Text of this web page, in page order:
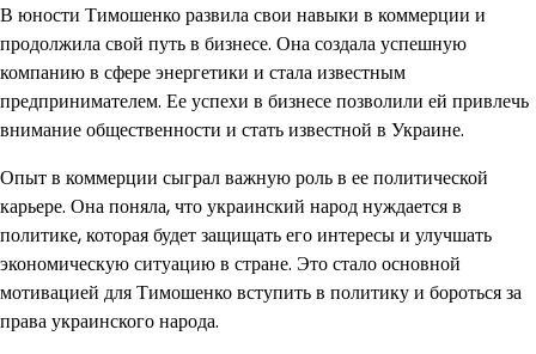
В юности Тимошенко развила свои навыки в коммерции и
продолжила свой путь в бизнесе. Она создала успешную
компанию в сфере энергетики и стала известным
предпринимателем. Ее успехи в бизнесе позволили ей привлечь
внимание общественности и стать известной в Украине.
Опыт в коммерции сыграл важную роль в ее политической
карьере. Она поняла, что украинский народ нуждается в
политике, которая будет защищать его интересы и улучшать
экономическую ситуацию в стране. Это стало основной
мотивацией для Тимошенко вступить в политику и бороться за
права украинского народа.